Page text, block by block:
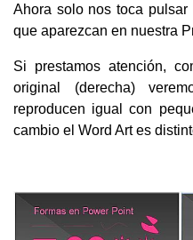
Ahora solo nos toca pulsar
que aparezcan en nuestra
Si prestamos atención,
original (derecha)
reproducen igual con
cambio el Word Art es